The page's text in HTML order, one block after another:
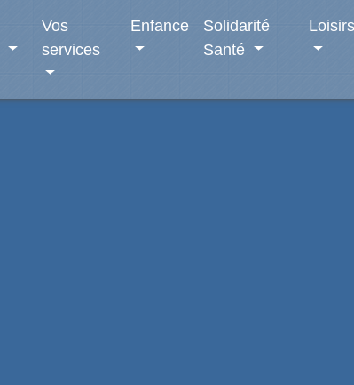
Vos
services
Enfance
Solidarité
Santé
Loisirs